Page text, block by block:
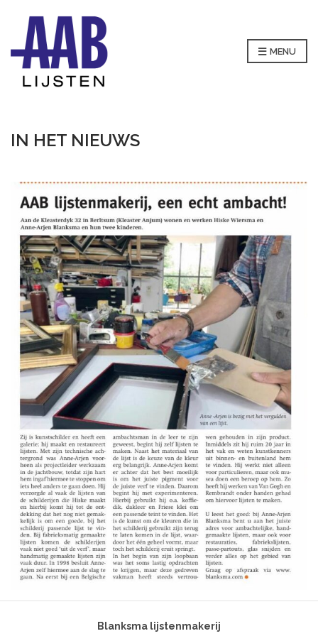
MENU
IN HET NIEUWS
Blanksma lijstenmakerij